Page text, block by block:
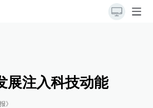
展注入科技动能
》